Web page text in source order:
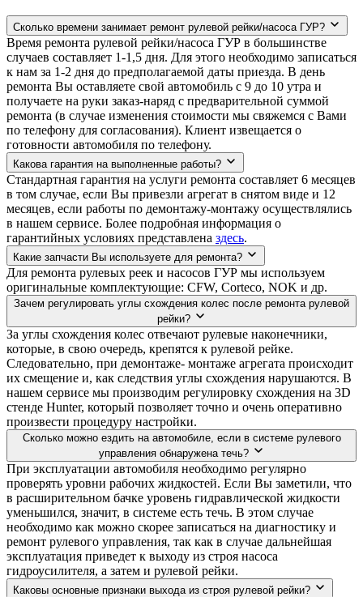
Сколько времени занимает ремонт рулевой рейки/насоса ГУР?
Время ремонта рулевой рейки/насоса ГУР в большинстве
случаев составляет 1-1,5 дня. Для этого необходимо записаться
к нам за 1-2 дня до предполагаемой даты приезда. В день
ремонта Вы оставляете свой автомобиль с 9 до 10 утра и
получаете на руки заказ-наряд с предварительной суммой
ремонта (в случае изменения стоимости мы свяжемся с Вами
по телефону для согласования). Клиент извещается о
готовности автомобиля по телефону.
Какова гарантия на выполненные работы?
Стандартная гарантия на услуги ремонта составляет 6 месяцев
в том случае, если Вы привезли агрегат в снятом виде и 12
месяцев, если работы по демонтажу-монтажу осуществлялись
в нашем сервисе. Более подробная информация о
гарантийных условиях представлена здесь.
Какие запчасти Вы используете для ремонта?
Для ремонта рулевых реек и насосов ГУР мы используем
оригинальные комплектующие: CFW, Corteco, NOK и др.
Зачем регулировать углы схождения колес после ремонта рулевой
рейки?
За углы схождения колес отвечают рулевые наконечники,
которые, в свою очередь, крепятся к рулевой рейке.
Следовательно, при демонтаже- монтаже агрегата происходит
их смещение и, как следствия углы схождения нарушаются. В
нашем сервисе мы производим регулировку схождения на 3D
стенде Hunter, который позволяет точно и очень оперативно
произвести процедуру настройки.
Сколько можно ездить на автомобиле, если в системе рулевого
управления обнаружена течь?
При эксплуатации автомобиля необходимо регулярно
проверять уровни рабочих жидкостей. Если Вы заметили, что
в расширительном бачке уровень гидравлической жидкости
уменьшился, значит, в системе есть течь. В этом случае
необходимо как можно скорее записаться на диагностику и
ремонт рулевого управления, так как в случае дальнейшая
эксплуатация приведет к выходу из строя насоса
гидроусилителя, а затем и рулевой рейки.
Каковы основные признаки выхода из строя рулевой рейки?